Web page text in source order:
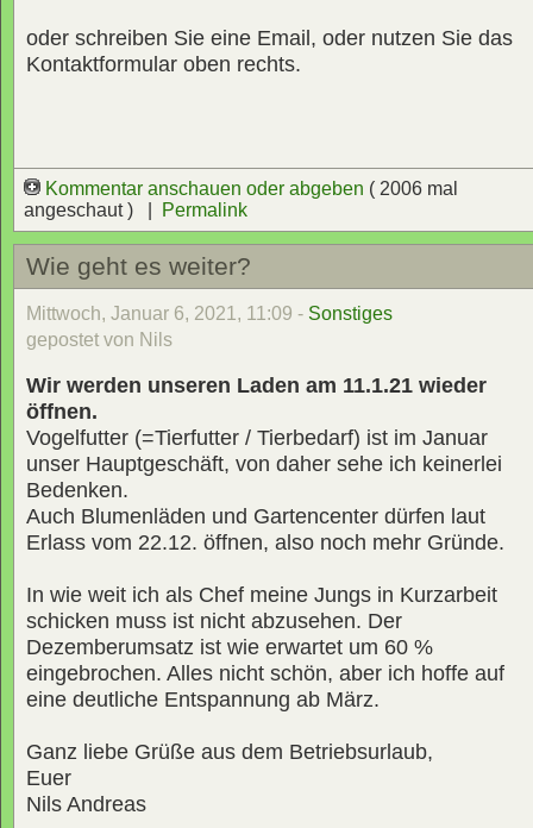
oder schreiben Sie eine Email, oder nutzen Sie das
Kontaktformular oben rechts.
Kommentar anschauen oder abgeben ( 2006 mal
angeschaut ) |
Permalink
Wie geht es weiter?
Mittwoch, Januar 6, 2021, 11:09 - Sonstiges
gepostet von Nils
Wir werden unseren Laden am 11.1.21 wieder
öffnen.
Vogelfutter (=Tierfutter / Tierbedarf) ist im Januar
unser Hauptgeschäft, von daher sehe ich keinerlei
Bedenken.
Auch Blumenläden und Gartencenter dürfen laut
Erlass vom 22.12. öffnen, also noch mehr Gründe.
In wie weit ich als Chef meine Jungs in Kurzarbeit
schicken muss ist nicht abzusehen. Der
Dezemberumsatz ist wie erwartet um 60 %
eingebrochen. Alles nicht schön, aber ich hoffe auf
eine deutliche Entspannung ab März.
Ganz liebe Grüße aus dem Betriebsurlaub,
Euer
Nils Andreas